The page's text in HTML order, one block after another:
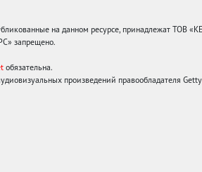
на данном ресурсе, принадлежат ТОВ
запрещено.
обязательна.
произведений правообладателя Getty